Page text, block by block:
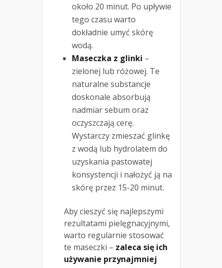
około 20 minut. Po upływie
tego czasu warto
dokładnie umyć skórę
wodą.
Maseczka z glinki –
zielonej lub różowej. Te
naturalne substancje
doskonale absorbują
nadmiar sebum oraz
oczyszczają cerę.
Wystarczy zmieszać glinkę
z wodą lub hydrolatem do
uzyskania pastowatej
konsystencji i nałożyć ją na
skórę przez 15-20 minut.
Aby cieszyć się najlepszymi
rezultatami pielęgnacyjnymi,
warto regularnie stosować
te maseczki – zaleca się ich
używanie przynajmniej